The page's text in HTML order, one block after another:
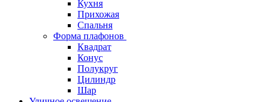
Кухня
Прихожая
Спальня
Форма плафонов
Квадрат
Конус
Полукруг
Цилиндр
Шар